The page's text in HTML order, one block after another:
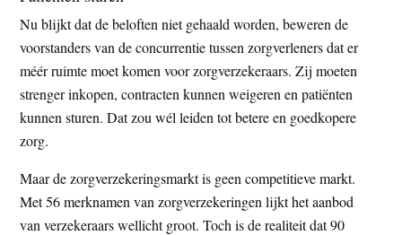
Nu blijkt dat de beloften niet gehaald worden, beweren de
voorstanders van de concurrentie tussen zorgverleners dat er
méér ruimte moet komen voor zorgverzekeraars. Zij moeten
strenger inkopen, contracten kunnen weigeren en patiënten
kunnen sturen. Dat zou wél leiden tot betere en goedkopere
zorg.
Maar de zorgverzekeringsmarkt is geen competitieve markt.
Met 56 merknamen van zorgverzekeringen lijkt het aanbod
van verzekeraars wellicht groot. Toch is de realiteit dat 90